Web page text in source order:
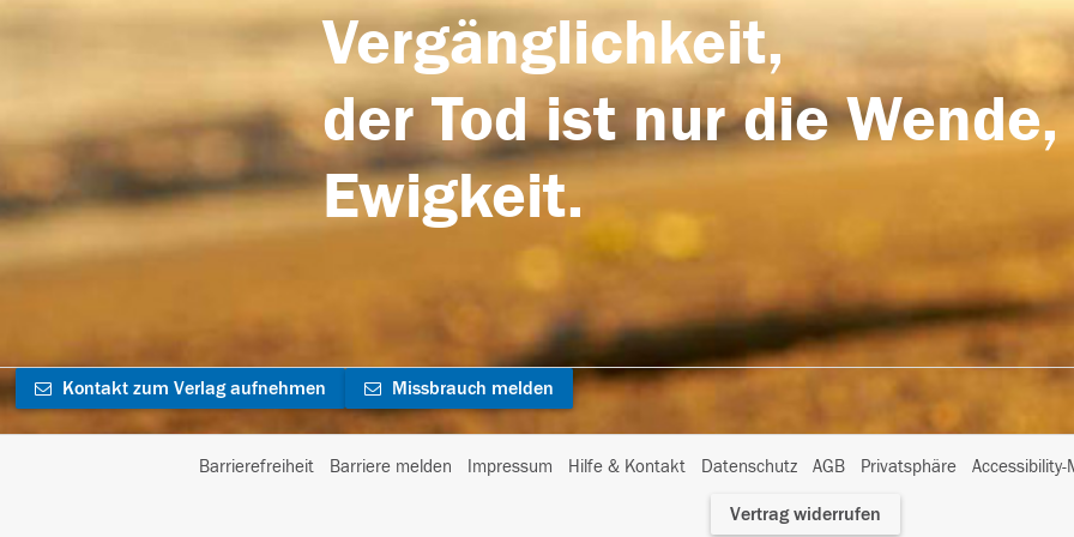
Vergänglichkeit,
der Tod ist nur die
Ewigkeit.
Kontakt zum Verlag aufnehmen Missbrauch melden
Barrierefreiheit Barriere melden Impressum Hilfe & Kontakt Datenschutz AGB Privatsphäre
I
Vertrag widerrufen